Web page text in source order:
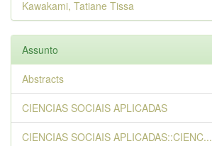
Kawakami, Tatiane Tissa
Assunto
Abstracts
CIENCIAS SOCIAIS APLICADAS
CIENCIAS SOCIAIS APLICADAS::CIENC...